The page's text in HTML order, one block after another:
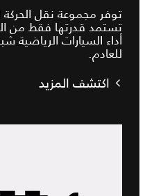
توفر مجموعة نقل الحركة
تستمد قدرتها فقط من
أداء السيارات الرياضية
للعادم.
اكتشف المزيد